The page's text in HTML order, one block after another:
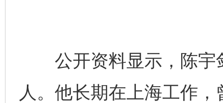
公开资料显示，陈宇
人。他长期在上海工作